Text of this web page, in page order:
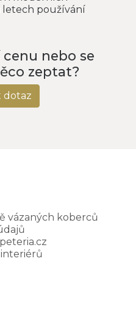
letech používání
cenu nebo se
zeptat?
dotaz
vázaných koberců